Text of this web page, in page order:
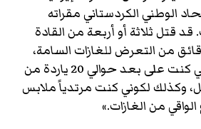
الوطني الكردستاني مقراته
قتل ثلاثة أو أربعة من القادة
من التعرض للغازات السامة،
ولكني قد نجوت لأني كنت على بعد حوالي 20 ياردة من
وكذلك لكوني كنت مرتدياً ملابس
من الغازات.»